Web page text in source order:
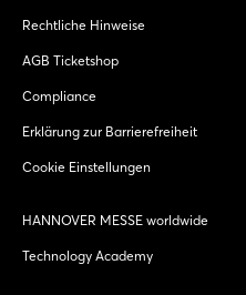
Rechtliche Hinweise
AGB Ticketshop
Compliance
Erklärung zur Barrierefreiheit
Cookie Einstellungen
HANNOVER MESSE worldwide
Technology Academy